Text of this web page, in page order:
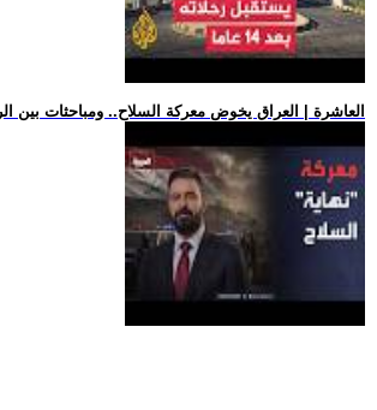
.. العاشرة | العراق يخوض معركة السلاح.. ومباحثات بين